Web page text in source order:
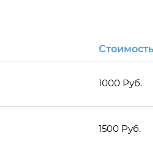
1000 Руб.
1500 Руб.